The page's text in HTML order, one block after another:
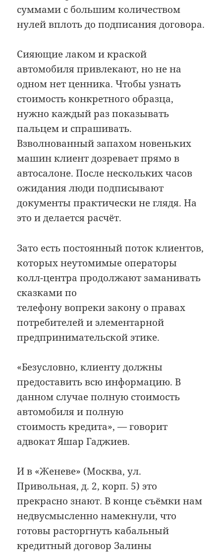
суммами с большим количеством
нулей вплоть до подписания договора.
Сияющие лаком и краской
автомобиля привлекают, но не на
одном нет ценника. Чтобы узнать
стоимость конкретного образца,
нужно каждый раз показывать
пальцем и спрашивать.
Взволнованный запахом новеньких
машин клиент дозревает прямо в
автосалоне. После нескольких часов
ожидания люди подписывают
документы практически не глядя. На
это и делается расчёт.
Зато есть постоянный поток клиентов,
которых неутомимые операторы
колл-центра продолжают заманивать
сказками по
телефону вопреки закону о правах
потребителей и элементарной
предпринимательской этике.
«Безусловно, клиенту должны
предоставить всю информацию. В
данном случае полную стоимость
автомобиля и полную
стоимость кредита», — говорит
адвокат Яшар Гаджиев.
И в «Женеве» (Москва, ул.
Привольная, д. 2, корп. 5) это
прекрасно знают. В конце съёмки нам
недвусмысленно намекнули, что
готовы расторгнуть кабальный
кредитный договор Залины